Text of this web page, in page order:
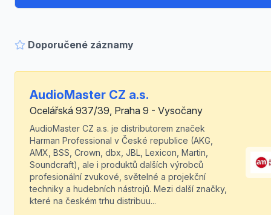
Doporučené záznamy
AudioMaster CZ a.s.
Ocelářská 937/39, Praha 9 - Vysočany
AudioMaster CZ a.s. je distributorem značek
Harman Professional v České republice (AKG,
AMX, BSS, Crown, dbx, JBL, Lexicon, Martin,
Soundcraft), ale i produktů dalších výrobců
profesionální zvukové, světelné a projekční
techniky a hudebních nástrojů. Mezi další značky,
které na českém trhu distribuu...